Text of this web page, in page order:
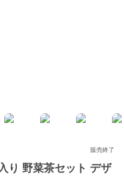
販売終了
り 野菜茶セット デザ